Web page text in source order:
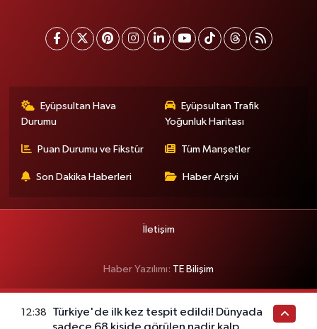
Eyüpsultan Hava
Durumu
Eyüpsultan Trafik
Yoğunluk Haritası
Puan Durumu ve Fikstür Tüm Manşetler
Son Dakika Haberleri Haber Arşivi
İletişim
Haber Yazılımı: TE Bilişim
12:38
Türkiye'de ilk kez tespit edildi! Dünyada